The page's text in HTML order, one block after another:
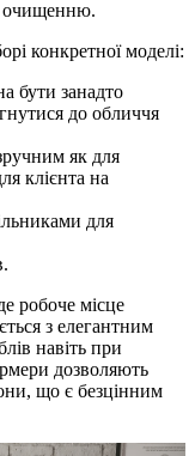
очищенню.
конкретної моделі:
бути занадто
до обличчя
як для
клієнта на
для
робоче місце
з елегантним
навіть при
дозволяють
що є безцінним